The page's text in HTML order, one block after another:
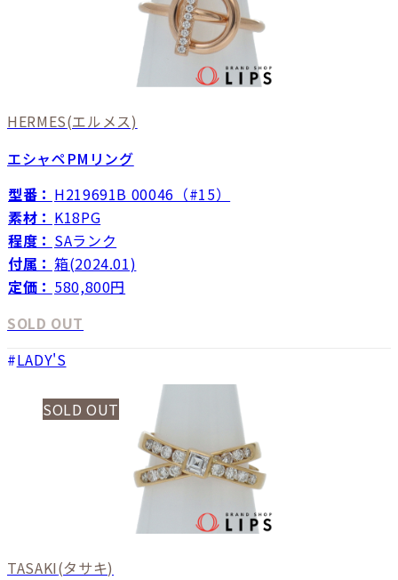
HERMES(エルメス)
エシャペPMリング
型番： H219691B 00046（#15）
素材： K18PG
程度： SAランク
付属： 箱(2024.01)
定価： 580,800円
SOLD OUT
LADY'S
SOLD OUT
TASAKI(タサキ)